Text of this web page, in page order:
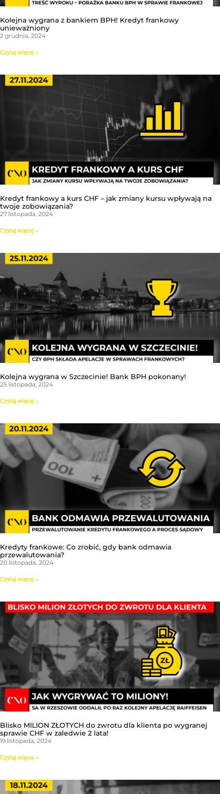
Kolejna wygrana z bankiem BPH! Kredyt frankowy
unieważniony
2 grudnia, 2024
Czytaj więcej »
Kredyt frankowy a kurs CHF – jak zmiany kursu wpływają na
twoje zobowiązania?
27 listopada, 2024
Czytaj więcej »
Kolejna wygrana w Szczecinie! Bank BPH pokonany!
25 listopada, 2024
Czytaj więcej »
Kredyty frankowe: Co zrobić, gdy bank odmawia
przewalutowania?
20 listopada, 2024
Czytaj więcej »
Blisko MILION ZŁOTYCH do zwrotu dla klienta po wygranej
sprawie CHF w zaledwie 2 lata!
19 listopada, 2024
Czytaj więcej »